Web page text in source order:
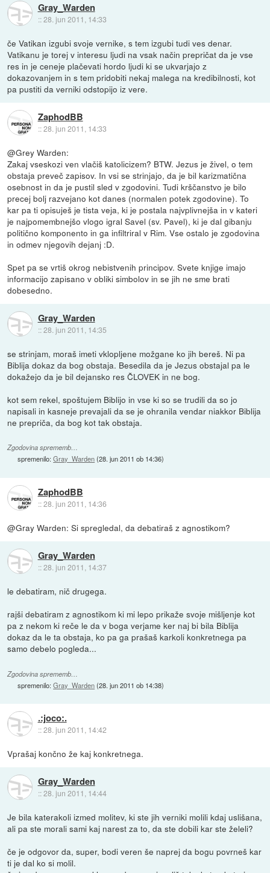
Gray_Warden
::28. jun 2011, 14:33
če Vatikan izgubi svoje vernike, s tem izgubi tudi ves denar.
Vatikanu je torej v interesu ljudi na vsak način prepričat da je vse
res in je ceneje plačevati hordo ljudi ki se ukvarjajo z
dokazovanjem in s tem pridobiti nekaj malega na kredibilnosti, kot
pa pustiti da verniki odstopijo iz vere.
ZaphodBB
::28. jun 2011, 14:33
@Grey Warden:
Zakaj vseskozi ven vlačiš katolicizem? BTW. Jezus je živel, o tem
obstaja preveč zapisov. In vsi se strinjajo, da je bil karizmatična
osebnost in da je pustil sled v zgodovini. Tudi krščanstvo je bilo
precej bolj razvejano kot danes (normalen potek zgodovine). To
kar pa ti opisuješ je tista veja, ki je postala najvplivnejša in v kateri
je najpomembnejšo vlogo igral Savel (sv. Pavel), ki je dal gibanju
politično komponento in ga infiltriral v Rim. Vse ostalo je zgodovina
in odmev njegovih dejanj :D.
Spet pa se vrtiš okrog nebistvenih principov. Svete knjige imajo
informacijo zapisano v obliki simbolov in se jih ne sme brati
dobesedno.
Gray_Warden
::28. jun 2011, 14:35
se strinjam, moraš imeti vklopljene možgane ko jih bereš. Ni pa
Biblija dokaz da bog obstaja. Besedila da je Jezus obstajal pa le
dokažejo da je bil dejansko res ČLOVEK in ne bog.
kot sem rekel, spoštujem Biblijo in vse ki so se trudili da so jo
napisali in kasneje prevajali da se je ohranila vendar niakkor Biblija
ne prepriča, da bog kot tak obstaja.
Zgodovina sprememb…
spremenilo:Gray_Warden(28. jun 2011 ob 14:36)
ZaphodBB
::28. jun 2011, 14:36
@Gray Warden: Si spregledal, da debatiraš z agnostikom?
Gray_Warden
::28. jun 2011, 14:37
le debatiram, nič drugega.
rajši debatiram z agnostikom ki mi lepo prikaže svoje mišljenje kot
pa z nekom ki reče le da v boga verjame ker naj bi bila Biblija
dokaz da le ta obstaja, ko pa ga prašaš karkoli konkretnega pa
samo debelo pogleda...
Zgodovina sprememb…
spremenilo:Gray_Warden(28. jun 2011 ob 14:38)
.:joco:.
::28. jun 2011, 14:42
Vprašaj končno že kaj konkretnega.
Gray_Warden
::28. jun 2011, 14:44
Je bila katerakoli izmed molitev, ki ste jih verniki molili kdaj uslišana,
ali pa ste morali sami kaj narest za to, da ste dobili kar ste želeli?
če je odgovor da, super, bodi veren še naprej da bogu povrneš kar
ti je dal ko si molil.